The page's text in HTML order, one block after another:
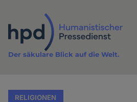
Inhalt
Der säkulare Blick auf die Welt.
RELIGIONEN